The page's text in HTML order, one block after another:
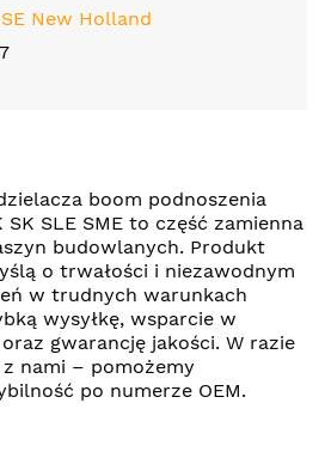
New Holland
boom podnoszenia
SK SLE SME to część zamienna
budowlanych. Produkt
o trwałości i niezawodnym
w trudnych warunkach
wysyłkę, wsparcie w
gwarancję jakości. W razie
nami – pomożemy
po numerze OEM.